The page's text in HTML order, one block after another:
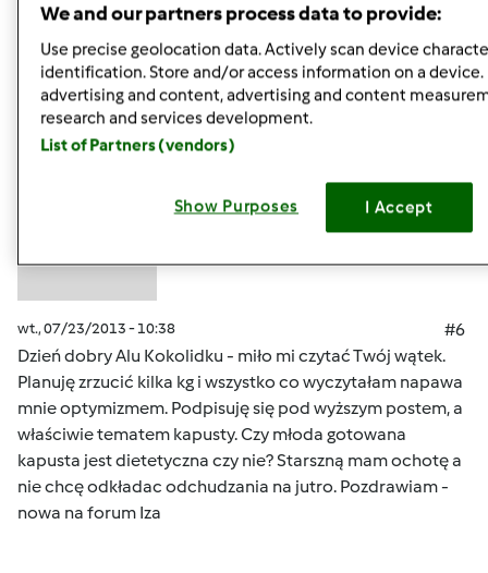
komentarze
Anonim
(niezweryfikowany)
wt., 07/23/2013 - 10:38
#6
Dzień dobry Alu Kokolidku - miło mi czytać Twój wątek.
Planuję zrzucić kilka kg i wszystko co wyczytałam napawa
mnie optymizmem. Podpisuję się pod wyższym postem, a
właściwie tematem kapusty. Czy młoda gotowana
kapusta jest dietetyczna czy nie? Starszną mam ochotę a
nie chcę odkładac odchudzania na jutro. Pozdrawiam -
nowa na forum Iza
We and our partners process data to provide:
Use precise geolocation data. Actively scan device
identification. Store and/or access information on a device.
advertising and content, advertising and content
research and services development.
List of Partners (vendors)
Show Purposes I Accept